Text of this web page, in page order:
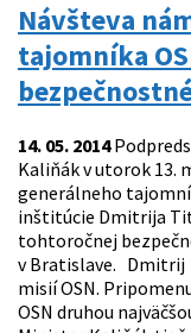
Návšteva
tajomníka
14. 05. 2014
Kaliňák v utorok 13.
generálneho
inštitúcie Dmitrija
tohtoročnej
v Bratislave. Dmitrij
misií OSN.
OSN druhou